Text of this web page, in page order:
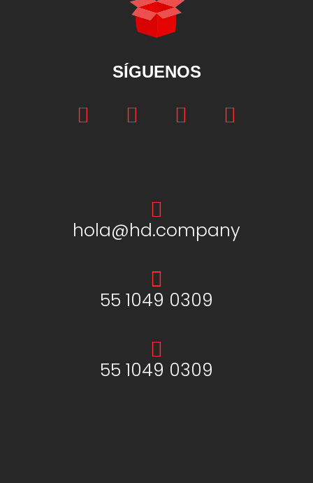
SÍGUENOS
hola@hd.company
55 1049 0309
55 1049 0309